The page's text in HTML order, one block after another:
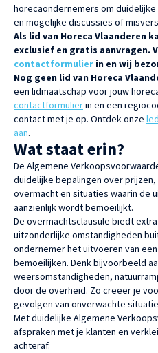
horecaondernemers om
en mogelijke discussies of
Als lid van Horeca Vlaanderen
exclusief en gratis aanvragen.
contactformulier in en wij
Nog geen lid van Horeca
een lidmaatschap voor jouw
contactformulierin en een
contact met je op. Ontdek onze
aan.
Wat staat erin?
De Algemene
duidelijke bepalingen over
overmacht en situaties waarin de
aanzienlijk wordt bemoeilijkt.
De overmachtsclausule biedt
uitzonderlijke omstandigheden
ondernemer het uitvoeren van
bemoeilijken. Denk bijvoorbeeld
weersomstandigheden,
door de overheid. Zo creëer je
gevolgen van onverwachte
Met duidelijke Algemene
afspraken met je klanten en
achteraf.